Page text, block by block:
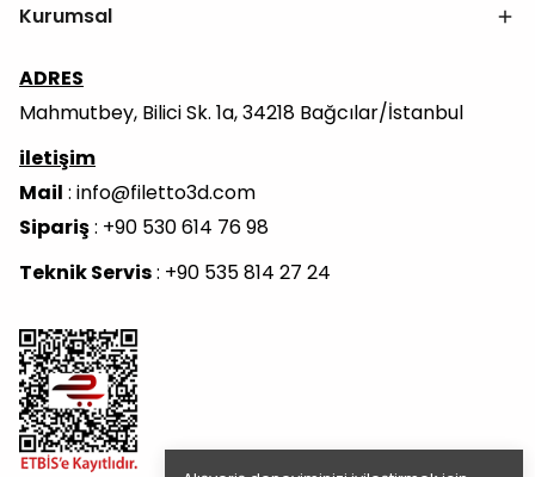
Kurumsal
ADRES
Mahmutbey, Bilici Sk. 1a, 34218 Bağcılar/İstanbul
iletişim
Mail : info@filetto3d.com
Sipariş: +90 530 614 76 98
Teknik Servis: +90 535 814 27 24